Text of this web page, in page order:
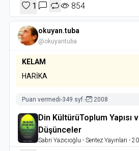
1 854
okuyan.tuba
@okuyantuba
KELAM
HARİKA
Puan vermedi-349 syf.- 2008
Din KültürüToplum Yapısı
Düşünceler
Sabri Yazıcıoğlu - Sentez Yayınları -